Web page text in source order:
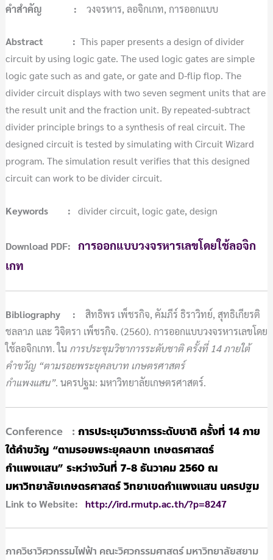
คําสําคัญ : วงจรหาร, ลอจิกเกท, การออกแบบ
Abstract : This paper presents a design of divider
circuit by using logic gate. The used logic gates are simple
logic gate such as and gate, or gate and D-flip flop. The
divider circuit displays with two seven segment units that are
the result unit and the fraction unit. By repeated-subtract
divider principle brings to a synthesis of real circuit. The
designed circuit is tested by simulating with Circuit Wizard
program. The simulation result verifies that this designed
circuit can work to be divider circuit.
Keywords : divider circuit, logic gate, design
Download PDF:
การออกแบบวงจรหารเลขโดยใช้ลอจิก
เกท
Bibliography :
สิทธิพร เพ็ชรกิจ, คัมภีร์ ธิราวิทย์, สุทธิเกียรติ
ชลลาภ และ วิจิตรา เพ็ชรกิจ. (2560). การออกแบบวงจรหารเลขโดย
ใช้ลอจิกเกท. ใน การประชุมวิชาการระดับชาติ ครั้งที่ 14 ภายใต้
คำขวัญ “ตามรอยพระยุคลบาท เกษตรศาสตร์
กำแพงแสน”. นครปฐม: มหาวิทยาลัยเกษตรศาสตร์.
Conference: การประชุมวิชาการระดับชาติ ครั้งที่ 14 ภาย
ใต้คำขวัญ “ตามรอยพระยุคลบาท เกษตรศาสตร์
กำแพงแสน” ระหว่างวันที่ 7-8 ธันวาคม 2560 ณ
มหาวิทยาลัยเกษตรศาสตร์ วิทยาเขตกำแพงแสน นครปฐม
Link to Website: http://ird.rmutp.ac.th/?p=8247
ภาควิชาวิศวกรรมไฟฟ้า คณะวิศวกรรมศาสตร์ มหาวิทยาลัยสยาม